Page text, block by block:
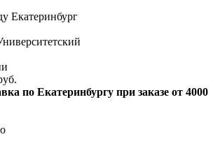
Екатеринбург
по Екатеринбургу при заказе от 4000